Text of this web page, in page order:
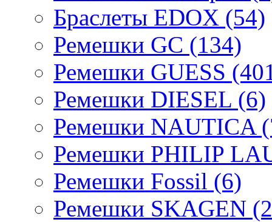
Браслеты EDOX (54)
Ремешки GC (134)
Ремешки GUESS
Ремешки DIESEL (6)
Ремешки NAUTICA
Ремешки PHILIP
Ремешки Fossil (6)
Ремешки SKAGEN